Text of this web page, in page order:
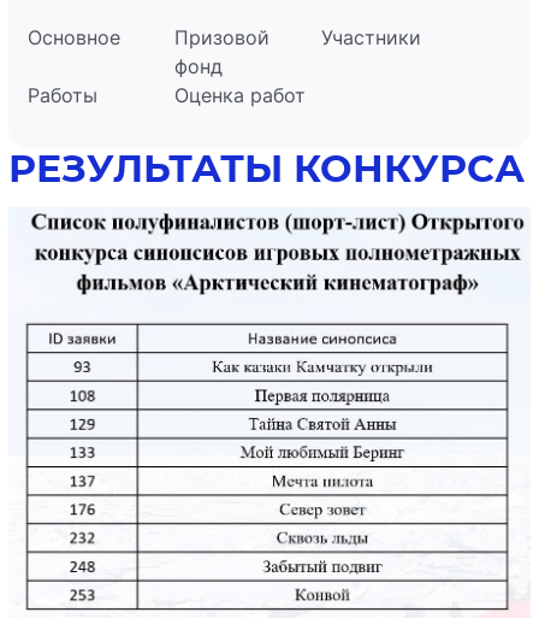
Основное
Призовой
фонд
Участники
Работы Оценка работ
РЕЗУЛЬТАТЫ КОНКУРСА